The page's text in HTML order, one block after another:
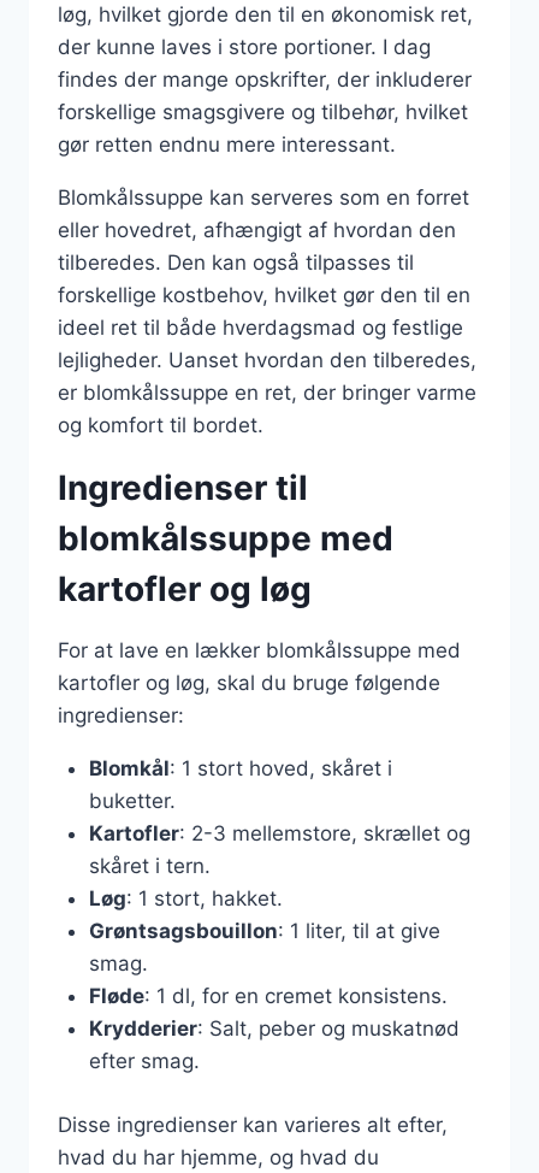
løg, hvilket gjorde den til en økonomisk ret,
der kunne laves i store portioner. I dag
findes der mange opskrifter, der inkluderer
forskellige smagsgivere og tilbehør, hvilket
gør retten endnu mere interessant.
Blomkålssuppe kan serveres som en forret
eller hovedret, afhængigt af hvordan den
tilberedes. Den kan også tilpasses til
forskellige kostbehov, hvilket gør den til en
ideel ret til både hverdagsmad og festlige
lejligheder. Uanset hvordan den tilberedes,
er blomkålssuppe en ret, der bringer varme
og komfort til bordet.
Ingredienser til
blomkålssuppe med
kartofler og løg
For at lave en lækker blomkålssuppe med
kartofler og løg, skal du bruge følgende
ingredienser:
Blomkål: 1 stort hoved, skåret i
buketter.
Kartofler: 2-3 mellemstore, skrællet og
skåret i tern.
Løg: 1 stort, hakket.
Grøntsagsbouillon: 1 liter, til at give
smag.
Fløde: 1 dl, for en cremet konsistens.
Krydderier: Salt, peber og muskatnød
efter smag.
Disse ingredienser kan varieres alt efter,
hvad du har hjemme, og hvad du